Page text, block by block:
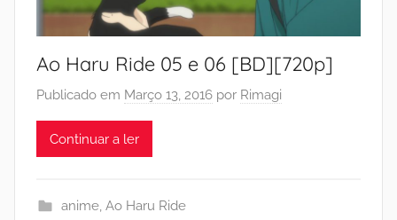
Ao Haru Ride 05 e 06 [BD][720p]
Publicado em Março 13, 2016 por Rimagi
Continuar a ler
anime, Ao Haru Ride